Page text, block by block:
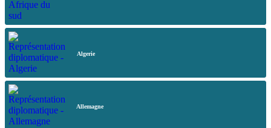
Algerie
Allemagne